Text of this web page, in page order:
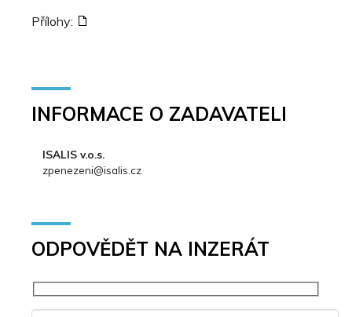
Přílohy:
INFORMACE O ZADAVATELI
ISALIS v.o.s.
zpenezeni@isalis.cz
ODPOVĚDĚT NA INZERÁT